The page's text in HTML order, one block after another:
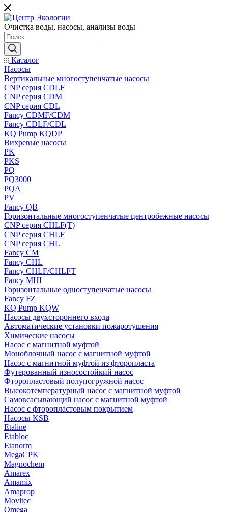
Очистка воды, насосы, анализы воды
Каталог
Насосы
Вертикальные многоступенчатые насосы
CNP серия CDLF
CNP серия CDM
CNP серия CDL
Fancy CDMF/CDM
Fancy CDLF/CDL
KQ Pump KQDP
Вихревые насосы
PK
PKS
PQ
PQ3000
PQA
PV
Fancy QB
Горизонтальные многоступенчатые центробежные насосы
CNP серия CHLF(T)
CNP серия CHLF
CNP серия CHL
Fancy CM
Fancy CHL
Fancy CHLF/CHLFT
Fancy MHI
Горизонтальные одноступенчатые насосы
Fancy FZ
KQ Pump KQW
Насосы двухстороннего входа
Автоматические установки пожаротушения
Химические насосы
Насос с магнитной муфтой
Моноблочный насос с магнитной муфтой
Насос с магнитной муфтой из фторопласта
Футерованный износостойкий насос
Фторопластовый полупогружной насос
Высокотемпературный насос с магнитной муфтой
Самовсасывающий насос с магнитной муфтой
Насос с фторопластовым покрытием
Насосы KSB
Etaline
Etabloc
Etanorm
MegaCPK
Magnochem
Amarex
Amamix
Amaprop
Movitec
Omega